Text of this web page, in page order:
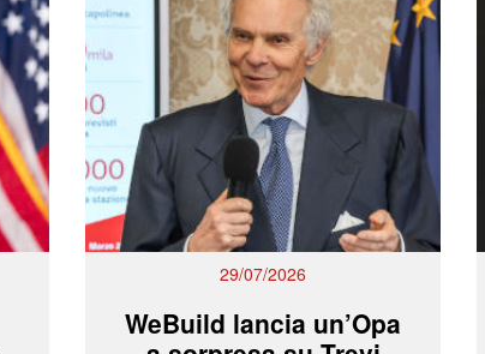
29/07/2026
WeBuild lancia un’Opa